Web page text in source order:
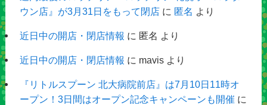
ウン店』が3月31日をもって閉店に 匿名 より
近日中の開店・閉店情報 に 匿名 より
近日中の開店・閉店情報 に mavisより
『リトルスプーン 北大病院前店』は7月10日11時オ
ープン！3日間はオープン記念キャンペーンも開催 に